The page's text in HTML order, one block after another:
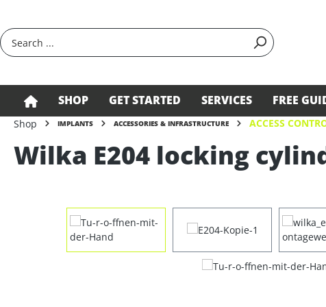
SHOP GET STARTED SERVICES FREE
Shop IMPLANTS ACCESSORIES & INFRASTRUCTURE ACCESS
Wilka E204 locking
Skip image gallery